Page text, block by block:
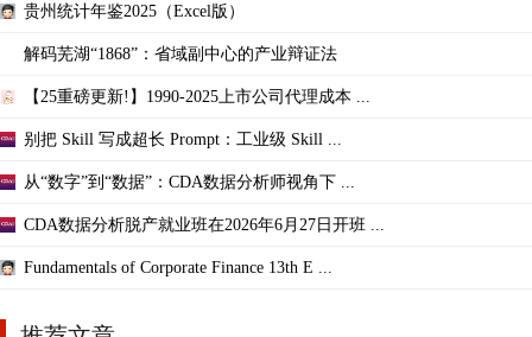
贵州统计年鉴2025（Excel版）
解码芜湖“1868”：省域副中心的产业辩证法
【25重磅更新!】1990-2025上市公司代理成本 ...
别把 Skill 写成超长 Prompt：工业级 Skill ...
从“数字”到“数据”：CDA数据分析师视角下 ...
CDA数据分析脱产就业班在2026年6月27日开班 ...
Fundamentals of Corporate Finance 13th E ...